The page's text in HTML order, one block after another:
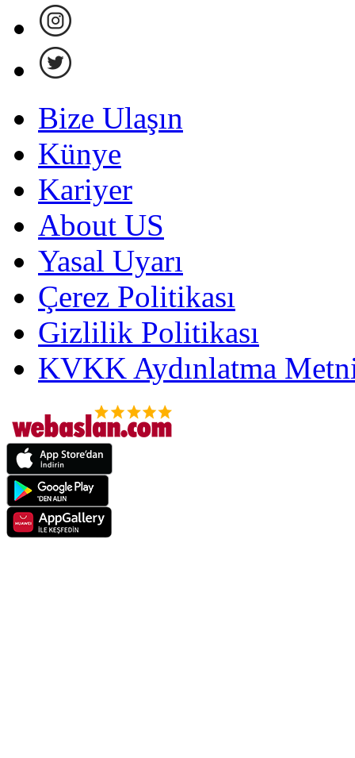
Bize Ulaşın
Künye
Kariyer
About US
Yasal Uyarı
Çerez Politikası
Gizlilik Politikası
KVKK Aydınlatma